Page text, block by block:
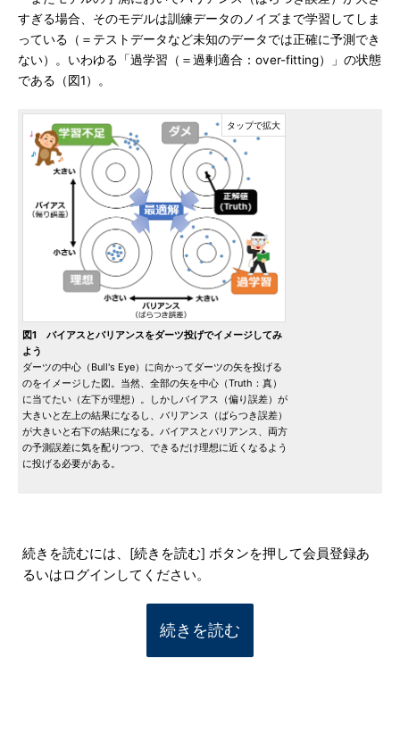
すぎる場合、そのモデルは訓練データのノイズまで学習してしま
っている（＝テストデータなど未知のデータでは正確に予測でき
ない）。いわゆる「過学習（＝過剰適合：over-fitting）」の状態
である（図1）。
図1 バイアスとバリアンスをダーツ投げでイメージしてみ
よう
ダーツの中心（Bull's Eye）に向かってダーツの矢を投げる
のをイメージした図。当然、全部の矢を中心（Truth：真）
に当てたい（左下が理想）。しかしバイアス（偏り誤差）が
大きいと左上の結果になるし、バリアンス（ばらつき誤差）
が大きいと右下の結果になる。バイアスとバリアンス、両方
の予測誤差に気を配りつつ、できるだけ理想に近くなるよう
に投げる必要がある。
続きを読むには、[続きを読む] ボタンを押して会員登録あ
るいはログインしてください。
続きを読む